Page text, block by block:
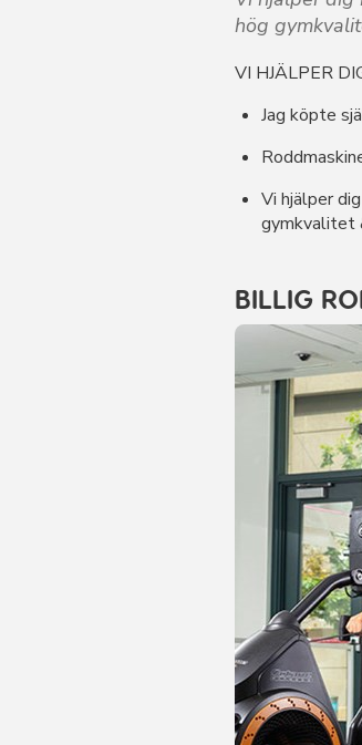
hög
VI HJÄLPER
Jag köpte
Vi hjälper
gymkvalitet
BILLIG